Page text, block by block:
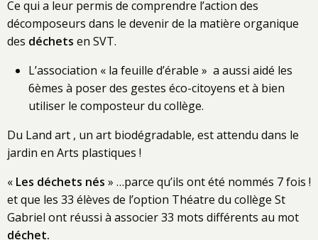
Ce qui a leur permis de comprendre l’action des
décomposeurs dans le devenir de la matière organique
des déchets en SVT.
L’association « la feuille d’érable » a aussi aidé les
6èmes à poser des gestes éco-citoyens et à bien
utiliser le composteur du collège.
Du Land art , un art biodégradable, est attendu dans le
jardin en Arts plastiques !
« Les déchets nés » …parce qu’ils ont été nommés 7 fois !
et que les 33 élèves de l’option Théatre du collège St
Gabriel ont réussi à associer 33 mots différents au mot
déchet.